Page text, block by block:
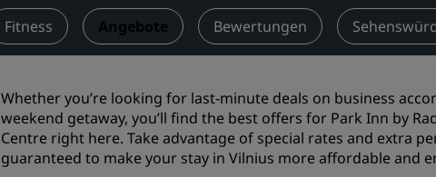
Nach einem Restaurant suchen
Radisson Hotels App
Fitness Angebote Bewertungen
Whether you’re looking for last-minute deals on business
weekend getaway, you’ll find the best offers for Park Inn by
Centre right here. Take advantage of special rates and extra
guaranteed to make your stay in Vilnius more affordable and